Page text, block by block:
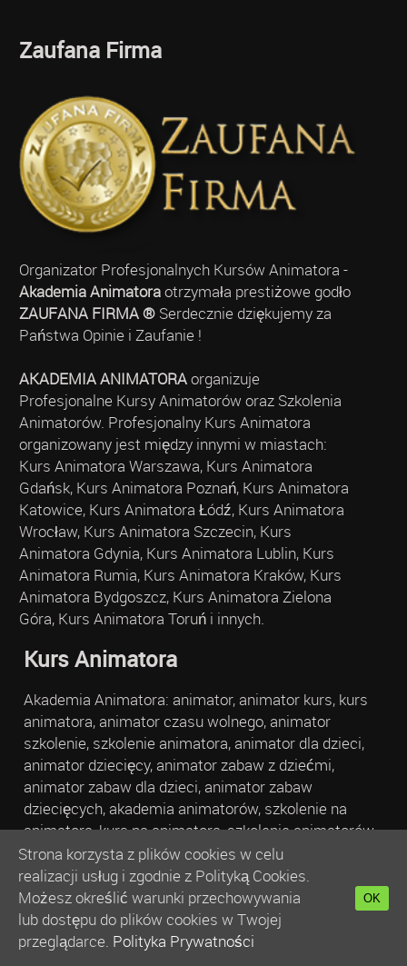
Zaufana Firma
Organizator Profesjonalnych Kursów Animatora -
Akademia Animatoraotrzymała prestiżowe godło
ZAUFANA FIRMA ®Serdecznie dziękujemy za
Państwa Opinie i Zaufanie !
AKADEMIA ANIMATORAorganizuje
Profesjonalne Kursy Animatorów oraz Szkolenia
Animatorów. Profesjonalny Kurs Animatora
organizowany jest między innymi w miastach:
Kurs Animatora Warszawa, Kurs Animatora
Gdańsk, Kurs Animatora Poznań, Kurs Animatora
Katowice, Kurs Animatora Łódź, Kurs Animatora
Wrocław, Kurs Animatora Szczecin, Kurs
Animatora Gdynia, Kurs Animatora Lublin, Kurs
Animatora Rumia, Kurs Animatora Kraków, Kurs
Animatora Bydgoszcz, Kurs Animatora Zielona
Góra, Kurs Animatora Toruń i innych.
Kurs Animatora
Akademia Animatora: animator, animator kurs, kurs
animatora, animator czasu wolnego, animator
szkolenie, szkolenie animatora, animator dla dzieci,
animator dziecięcy, animator zabaw z dziećmi,
animator zabaw dla dzieci, animator zabaw
dziecięcych, akademia animatorów, szkolenie na
animatora, kurs na animatora, szkolenie animatorów,
kurs animatorów, kurs animatora czasu wolnego,
szkolenie animator czasu wolnego, szkolenie
animatorów czasu wolnego, kurs wychowawcy
kolonijnego, kursy dla nauczycieli, praca na wakacje,
animator praca, zabawy dla dzieci, kurs animatora
Strona korzysta z plików cookies w celu
realizacji usług i zgodnie z Polityką Cookies.
Możesz określić warunki przechowywania
lub dostępu do plików cookies w Twojej
przeglądarce. Polityka Prywatności
OK